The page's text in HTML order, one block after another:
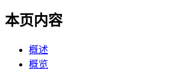
本页内容
概述
概览